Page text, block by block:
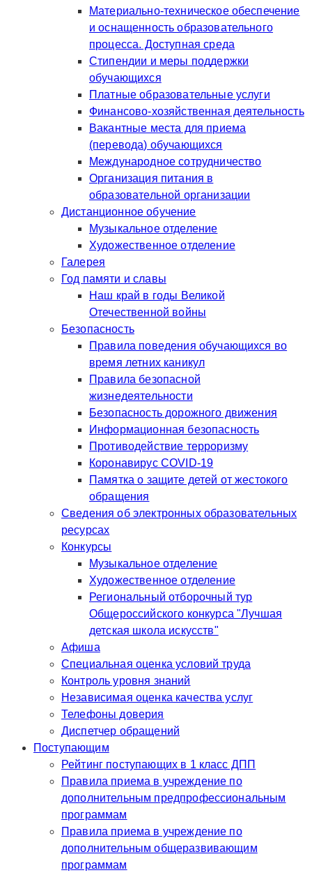
Материально-техническое обеспечение
и оснащенность образовательного
процесса. Доступная среда
Стипендии и меры поддержки
обучающихся
Платные образовательные услуги
Финансово-хозяйственная деятельность
Вакантные места для приема
(перевода) обучающихся
Международное сотрудничество
Организация питания в
образовательной организации
Дистанционное обучение
Музыкальное отделение
Художественное отделение
Галерея
Год памяти и славы
Наш край в годы Великой
Отечественной войны
Безопасность
Правила поведения обучающихся во
время летних каникул
Правила безопасной
жизнедеятельности
Безопасность дорожного движения
Информационная безопасность
Противодействие терроризму
Коронавирус COVID-19
Памятка о защите детей от жестокого
обращения
Сведения об электронных образовательных
ресурсах
Конкурсы
Музыкальное отделение
Художественное отделение
Региональный отборочный тур
Общероссийского конкурса "Лучшая
детская школа искусств"
Афиша
Специальная оценка условий труда
Контроль уровня знаний
Независимая оценка качества услуг
Телефоны доверия
Диспетчер обращений
Поступающим
Рейтинг поступающих в 1 класс ДПП
Правила приема в учреждение по
дополнительным предпрофессиональным
программам
Правила приема в учреждение по
дополнительным общеразвивающим
программам